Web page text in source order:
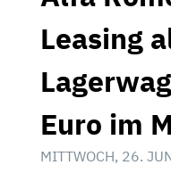
Leasing
Euro im
MITTWOCH, 26.